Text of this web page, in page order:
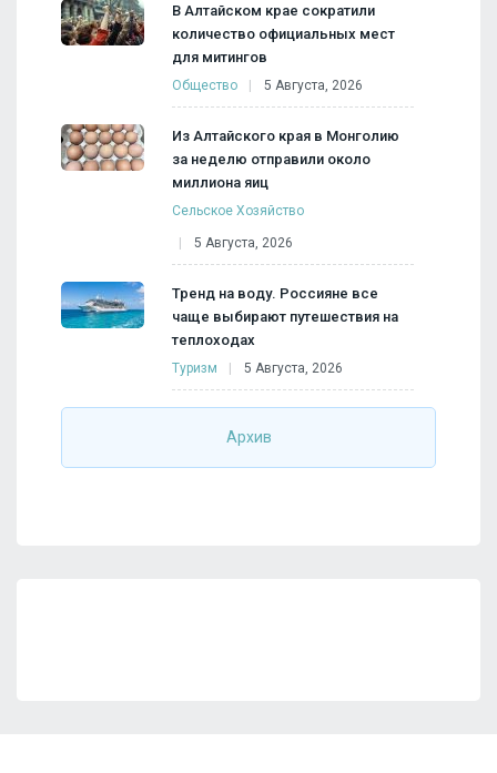
В Алтайском крае сократили
количество официальных мест
для митингов
Общество 5 Августа, 2026
Из Алтайского края в Монголию
за неделю отправили около
миллиона яиц
Сельское Хозяйство
5 Августа, 2026
Тренд на воду. Россияне все
чаще выбирают путешествия на
теплоходах
Туризм 5 Августа, 2026
Архив